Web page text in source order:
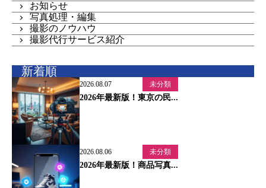
お知らせ
写真処理・編集
撮影のノウハウ
撮影代行サービス紹介
新着順
2026.08.07 未分類
2026年最新版！東京の民...
2026.08.06 未分類
2026年最新版！商品写真...